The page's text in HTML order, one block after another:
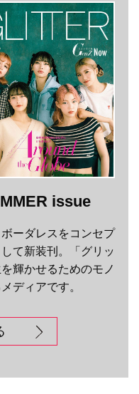
issue
ーダレスをコンセプ
て新装刊。「グリッ
輝かせるためのモノ
ディアです。